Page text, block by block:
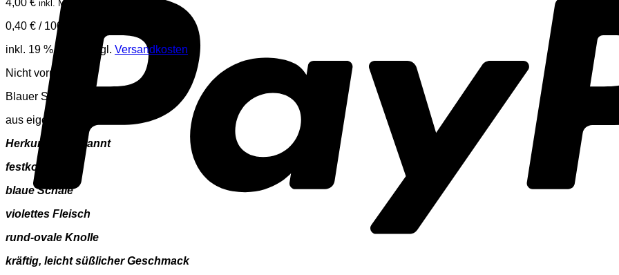
inkl. MwSt.
0,40 € / 100
inkl. 19 % MwSt.
zzgl. Versandkosten
Nicht vorrätig
Blauer Schwede
aus eigenem Anbau
Herkunft unbekannt
festkochend
blaue Schale
violettes Fleisch
rund-ovale Knolle
kräftig, leicht süßlicher Geschmack